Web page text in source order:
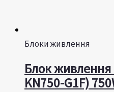
Блоки живлення
Блок живлення
KN750-G1F)